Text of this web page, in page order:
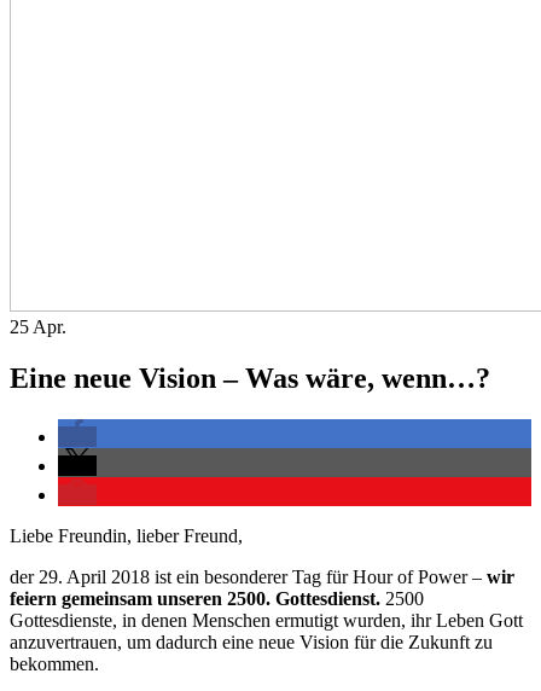
25 Apr.
Eine neue Vision – Was wäre, wenn…?
Liebe Freundin, lieber Freund,
der 29. April 2018 ist ein besonderer Tag für Hour of Power – wir
feiern gemeinsam unseren 2500. Gottesdienst. 2500
Gottesdienste, in denen Menschen ermutigt wurden, ihr Leben Gott
anzuvertrauen, um dadurch eine neue Vision für die Zukunft zu
bekommen.